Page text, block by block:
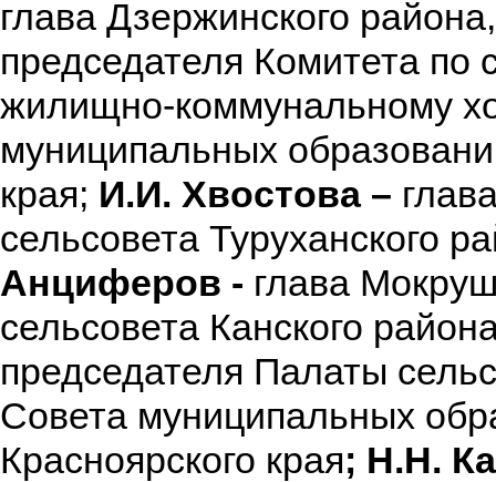
глава Дзержинского
председателя Комитета по
жилищно-коммунальному
муниципальных
края; И.И. Хвостова –
сельсовета Туруханского
Анциферов - глава
сельсовета Канского
председателя Палаты
Совета муниципальных
Красноярского края; Н.Н.